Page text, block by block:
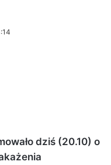
dziś (20.10) o